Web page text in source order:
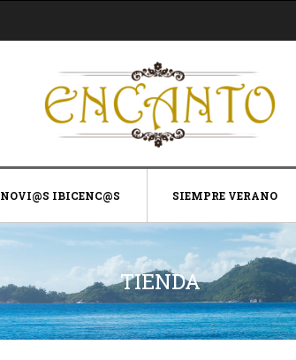
NOVI@S IBICENC@S SIEMPRE VERANO
TIENDA